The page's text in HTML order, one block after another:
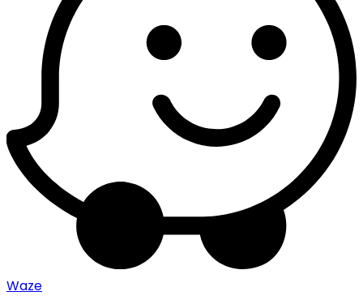
Waze